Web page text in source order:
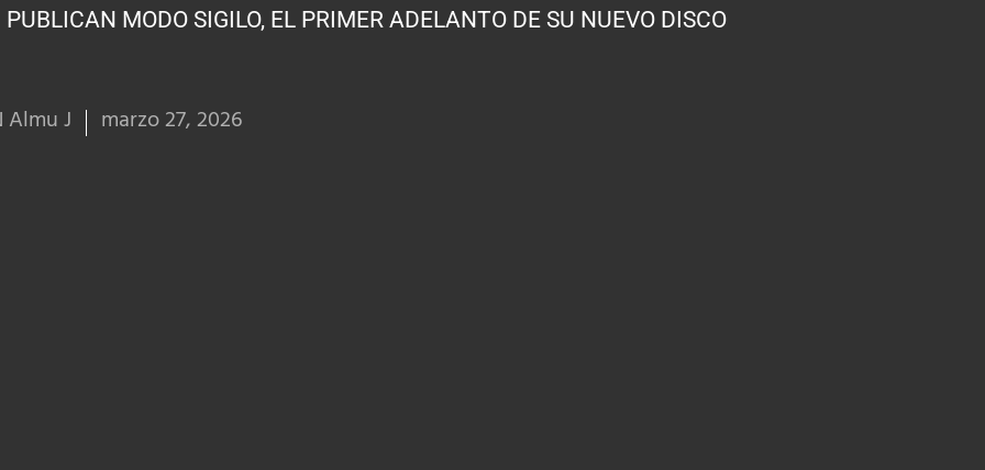
PUBLICAN MODO SIGILO, EL PRIMER ADELANTO DE SU NUEVO DISCO
Almu J marzo 27, 2026